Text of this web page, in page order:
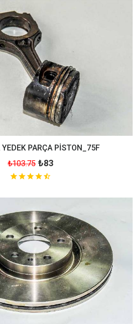
PARÇA PİSTON_75F
₺103.75 ₺83